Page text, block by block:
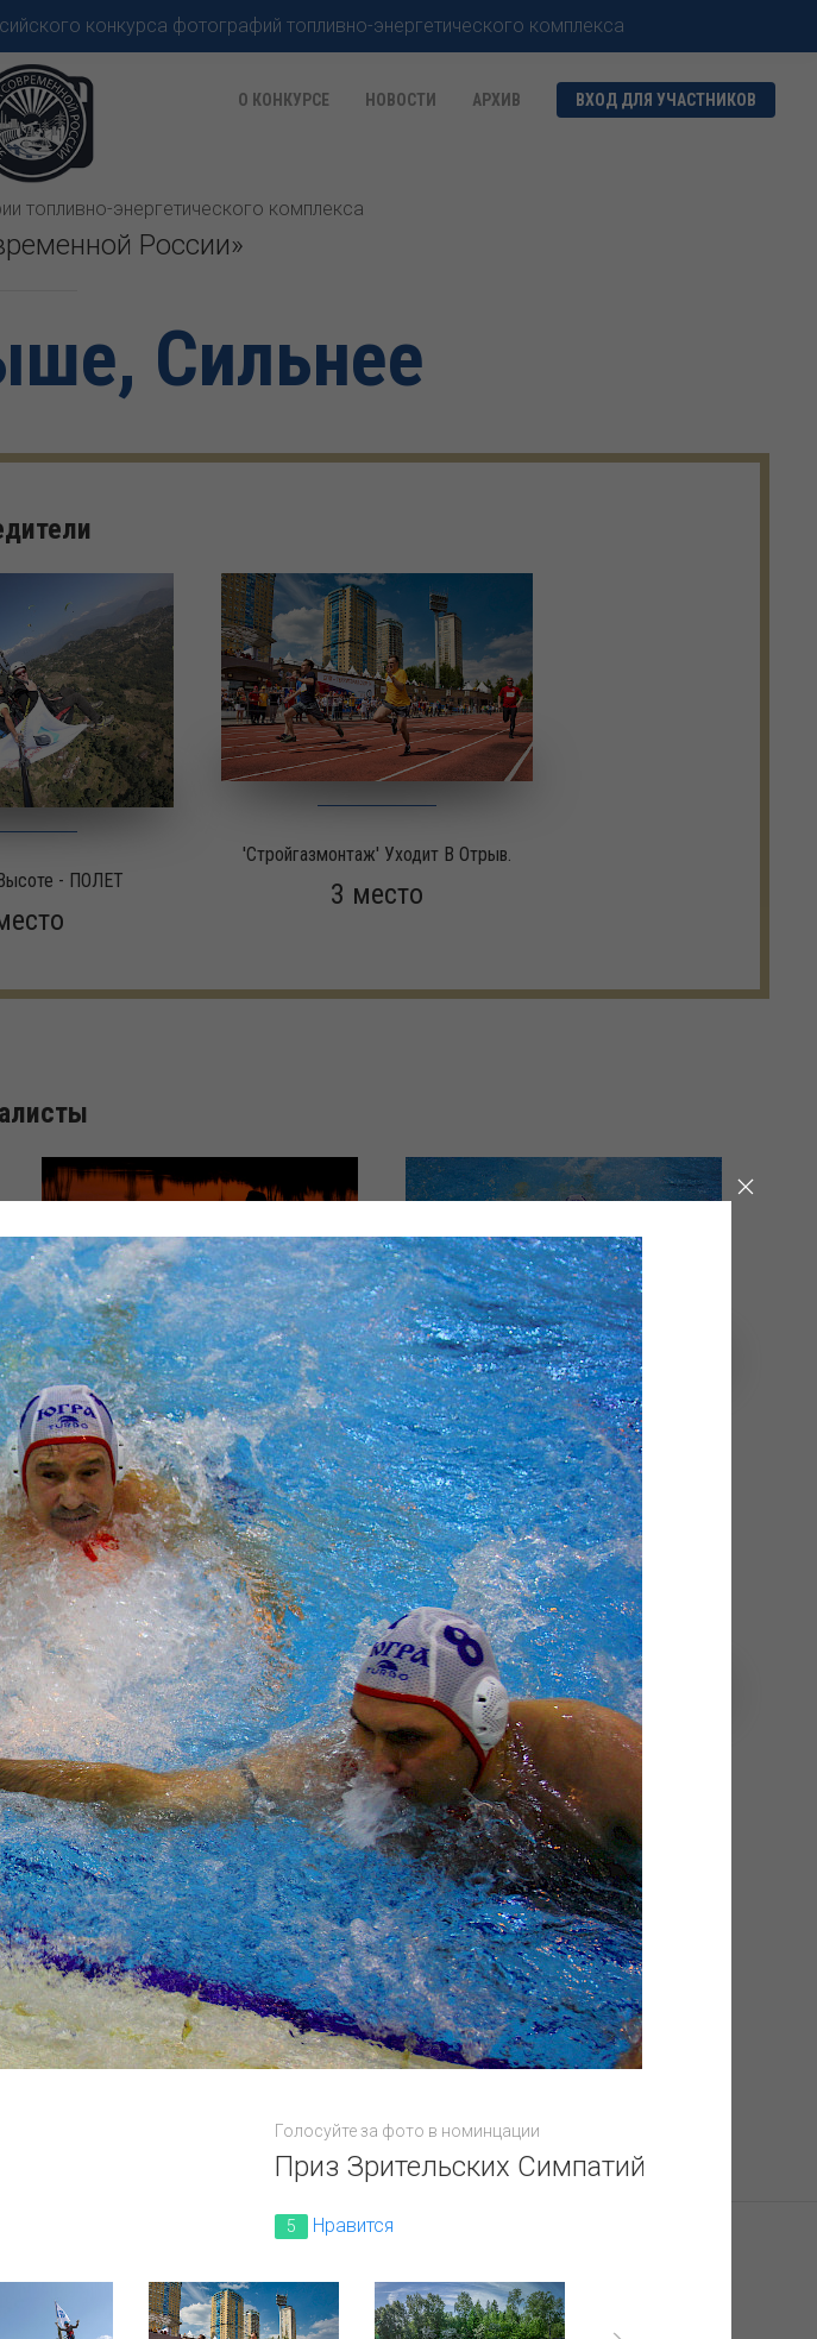
конкурса фотографий топливно-энергетического комплекса
О КОНКУРСЕ НОВОСТИ АРХИВ ВХОД ДЛЯ УЧАСТНИКОВ
топливно-энергетического комплекса
России»
Сильнее
- ПОЛЕТ
'Стройгазмонтаж' Уходит В Отрыв.
3 место
Опорный Прыжок
Энергетический Водоворот
Вместе Мы -Коллектив!
Баскетбол Электромонтера
работы, демонстрирующие физкультурно-
Голосуйте за фото в номинцации
Приз Зрительских Симпатий
5 Нравится